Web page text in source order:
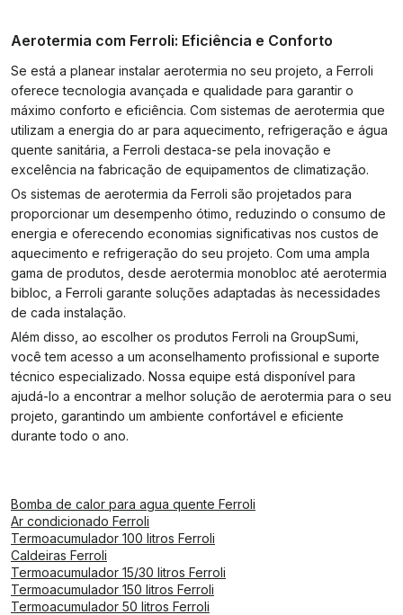
Aerotermia com Ferroli: Eficiência e Conforto
Se está a planear instalar aerotermia no seu projeto, a Ferroli
oferece tecnologia avançada e qualidade para garantir o
máximo conforto e eficiência. Com sistemas de aerotermia que
utilizam a energia do ar para aquecimento, refrigeração e água
quente sanitária, a Ferroli destaca-se pela inovação e
excelência na fabricação de equipamentos de climatização.
Os sistemas de aerotermia da Ferroli são projetados para
proporcionar um desempenho ótimo, reduzindo o consumo de
energia e oferecendo economias significativas nos custos de
aquecimento e refrigeração do seu projeto. Com uma ampla
gama de produtos, desde aerotermia monobloc até aerotermia
bibloc, a Ferroli garante soluções adaptadas às necessidades
de cada instalação.
Além disso, ao escolher os produtos Ferroli na GroupSumi,
você tem acesso a um aconselhamento profissional e suporte
técnico especializado. Nossa equipe está disponível para
ajudá-lo a encontrar a melhor solução de aerotermia para o seu
projeto, garantindo um ambiente confortável e eficiente
durante todo o ano.
Bomba de calor para agua quente Ferroli
Ar condicionado Ferroli
Termoacumulador 100 litros Ferroli
Caldeiras Ferroli
Termoacumulador 15/30 litros Ferroli
Termoacumulador 150 litros Ferroli
Termoacumulador 50 litros Ferroli